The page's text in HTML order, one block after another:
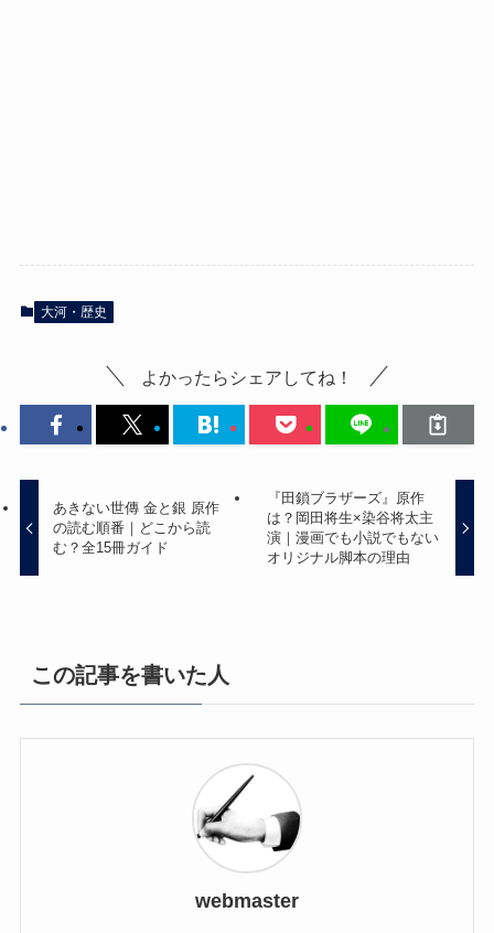
大河・歴史
よかったらシェアしてね！
あきない世傳 金と銀 原作
の読む順番｜どこから読
む？全15冊ガイド
『田鎖ブラザーズ』原作
は？岡田将生×染谷将太主
演｜漫画でも小説でもない
オリジナル脚本の理由
この記事を書いた人
webmaster